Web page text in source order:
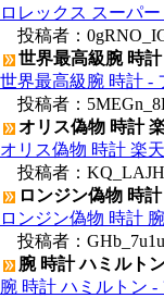
ロレックス スーパ
投稿者：
世界最高級腕 時
世界最高級腕 時計 -
投稿者：
オリス偽物 時計
オリス偽物 時計 楽
投稿者：
ロンジン偽物 時
ロンジン偽物 時計
投稿者：
腕 時計 ハミルト
腕 時計 ハミルトン